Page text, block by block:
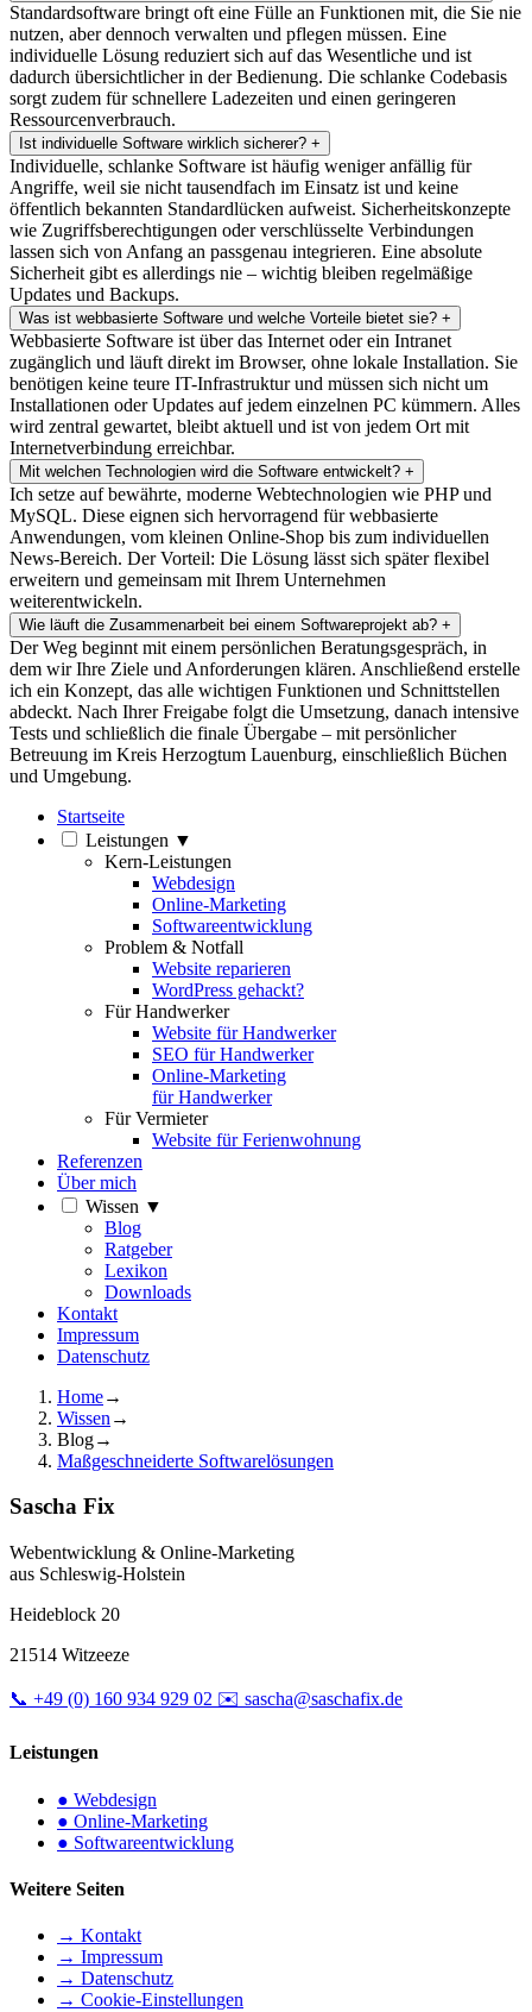
Standardsoftware bringt oft eine Fülle an Funktionen mit, die Sie nie
nutzen, aber dennoch verwalten und pflegen müssen. Eine
individuelle Lösung reduziert sich auf das Wesentliche und ist
dadurch übersichtlicher in der Bedienung. Die schlanke Codebasis
sorgt zudem für schnellere Ladezeiten und einen geringeren
Ressourcenverbrauch.
Ist individuelle Software wirklich sicherer? +
Individuelle, schlanke Software ist häufig weniger anfällig für
Angriffe, weil sie nicht tausendfach im Einsatz ist und keine
öffentlich bekannten Standardlücken aufweist. Sicherheitskonzepte
wie Zugriffsberechtigungen oder verschlüsselte Verbindungen
lassen sich von Anfang an passgenau integrieren. Eine absolute
Sicherheit gibt es allerdings nie – wichtig bleiben regelmäßige
Updates und Backups.
Was ist webbasierte Software und welche Vorteile bietet sie? +
Webbasierte Software ist über das Internet oder ein Intranet
zugänglich und läuft direkt im Browser, ohne lokale Installation. Sie
benötigen keine teure IT-Infrastruktur und müssen sich nicht um
Installationen oder Updates auf jedem einzelnen PC kümmern. Alles
wird zentral gewartet, bleibt aktuell und ist von jedem Ort mit
Internetverbindung erreichbar.
Mit welchen Technologien wird die Software entwickelt? +
Ich setze auf bewährte, moderne Webtechnologien wie PHP und
MySQL. Diese eignen sich hervorragend für webbasierte
Anwendungen, vom kleinen Online-Shop bis zum individuellen
News-Bereich. Der Vorteil: Die Lösung lässt sich später flexibel
erweitern und gemeinsam mit Ihrem Unternehmen
weiterentwickeln.
Wie läuft die Zusammenarbeit bei einem Softwareprojekt ab? +
Der Weg beginnt mit einem persönlichen Beratungsgespräch, in
dem wir Ihre Ziele und Anforderungen klären. Anschließend erstelle
ich ein Konzept, das alle wichtigen Funktionen und Schnittstellen
abdeckt. Nach Ihrer Freigabe folgt die Umsetzung, danach intensive
Tests und schließlich die finale Übergabe – mit persönlicher
Betreuung im Kreis Herzogtum Lauenburg, einschließlich Büchen
und Umgebung.
Startseite
Leistungen ▼
Kern-Leistungen
Webdesign
Online-Marketing
Softwareentwicklung
Problem & Notfall
Website reparieren
WordPress gehackt?
Für Handwerker
Website für Handwerker
SEO für Handwerker
Online-Marketing
für Handwerker
Für Vermieter
Website für Ferienwohnung
Referenzen
Über mich
Wissen ▼
Blog
Ratgeber
Lexikon
Downloads
Kontakt
Impressum
Datenschutz
Home→
Wissen →
Blog→
Maßgeschneiderte Softwarelösungen
Sascha Fix
Webentwicklung & Online-Marketing
aus Schleswig-Holstein
Heideblock 20
21514 Witzeeze
📞 +49 (0) 160 934 929 02 ✉️ sascha@saschafix.de
Leistungen
● Webdesign
● Online-Marketing
● Softwareentwicklung
Weitere Seiten
→ Kontakt
→ Impressum
→ Datenschutz
→ Cookie-Einstellungen